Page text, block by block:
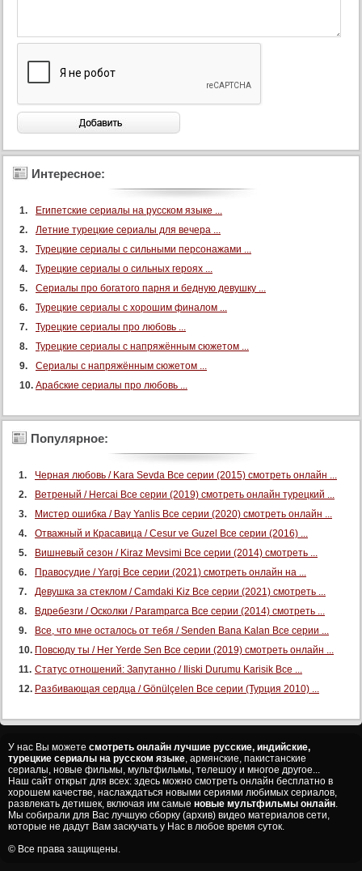
Интересное:
Египетские сериалы на русском языке ...
Летние турецкие сериалы для вечера ...
Турецкие сериалы с сильными персонажами ...
Турецкие сериалы о сильных героях ...
Сериалы про богатого парня и бедную девушку ...
Турецкие сериалы с хорошим финалом ...
Турецкие сериалы про любовь ...
Турецкие сериалы с напряжённым сюжетом ...
Сериалы с напряжённым сюжетом ...
Арабские сериалы про любовь ...
Популярное:
Черная любовь / Kara Sevda Все серии (2015) смотреть онлайн ...
Ветреный / Hercai Все серии (2019) смотреть онлайн турецкий ...
Мистер ошибка / Bay Yanlis Все серии (2020) смотреть онлайн ...
Отважный и Красавица / Cesur ve Guzel Все серии (2016) ...
Вишневый сезон / Kiraz Mevsimi Все серии (2014) смотреть ...
Правосудие / Yargi Все серии (2021) смотреть онлайн на ...
Девушка за стеклом / Camdaki Kiz Все серии (2021) смотреть ...
Вдребезги / Осколки / Paramparca Все серии (2014) смотреть ...
Все, что мне осталось от тебя / Senden Bana Kalan Все серии ...
Повсюду ты / Her Yerde Sen Все серии (2019) смотреть онлайн ...
Статус отношений: Запутанно / Iliski Durumu Karisik Все ...
Разбивающая сердца / Gönülçelen Все серии (Турция 2010) ...
У нас Вы можете смотреть онлайн лучшие русские, индийские,
турецкие сериалы на русском языке, армянские, пакистанские
сериалы, новые фильмы, мультфильмы, телешоу и многое другое...
Наш сайт открыт для всех: здесь можно смотреть онлайн бесплатно в
хорошем качестве, наслаждаться новыми сериями любимых сериалов,
развлекать детишек, включая им самые новые мультфильмы онлайн.
Мы собирали для Вас лучшую сборку (архив) видео материалов сети,
которые не дадут Вам заскучать у Нас в любое время суток.
© Все права защищены.